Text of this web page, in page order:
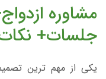
مشاوره
جلسات+
یکی از مهم ترین